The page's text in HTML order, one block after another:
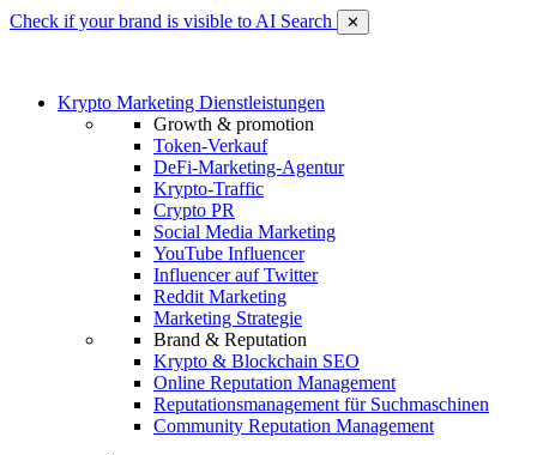
Check if your brand is visible to AI Search ✕
Krypto Marketing Dienstleistungen
Growth & promotion
Token-Verkauf
DeFi-Marketing-Agentur
Krypto-Traffic
Crypto PR
Social Media Marketing
YouTube Influencer
Influencer auf Twitter
Reddit Marketing
Marketing Strategie
Brand & Reputation
Krypto & Blockchain SEO
Online Reputation Management
Reputationsmanagement für Suchmaschinen
Community Reputation Management